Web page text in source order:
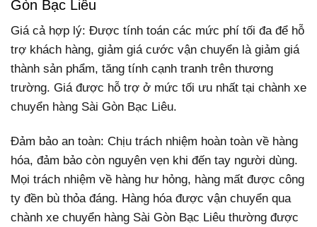
Gòn Bạc Liêu
Giá cả hợp lý: Được tính toán các mức phí tối đa để hỗ
trợ khách hàng, giảm giá cước vận chuyển là giảm giá
thành sản phẩm, tăng tính cạnh tranh trên thương
trường. Giá được hỗ trợ ở mức tối ưu nhất tại chành xe
chuyển hàng Sài Gòn Bạc Liêu.
Đảm bảo an toàn: Chịu trách nhiệm hoàn toàn về hàng
hóa, đảm bảo còn nguyên vẹn khi đến tay người dùng.
Mọi trách nhiệm về hàng hư hỏng, hàng mất được công
ty đền bù thỏa đáng. Hàng hóa được vận chuyển qua
chành xe chuyển hàng Sài Gòn Bạc Liêu thường được